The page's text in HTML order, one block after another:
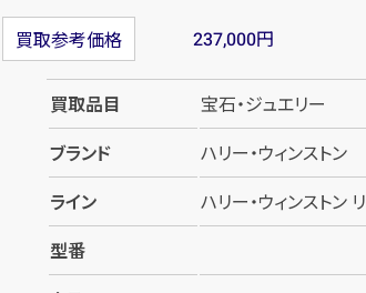
買取参考価格 237,000円
買取品目
宝石・ジュエリー
ブランド
ハリー・ウィンストン
ライン
ハリー・ウィンストン
型番